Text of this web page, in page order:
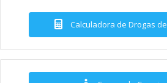
Calculadora de Drogas